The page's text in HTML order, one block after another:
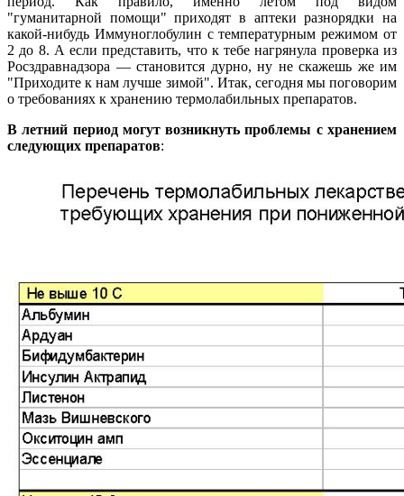
"гуманитарной помощи" приходят в аптеки разнорядки на
какой-нибудь Иммуноглобулин с температурным режимом от
2 до 8. А если представить, что к тебе нагрянула проверка из
Росздравнадзора — становится дурно, ну не скажешь же им
"Приходите к нам лучше зимой". Итак, сегодня мы поговорим
о требованиях к хранению термолабильных препаратов.
В летний период могут возникнуть проблемы с хранением
следующих препаратов: